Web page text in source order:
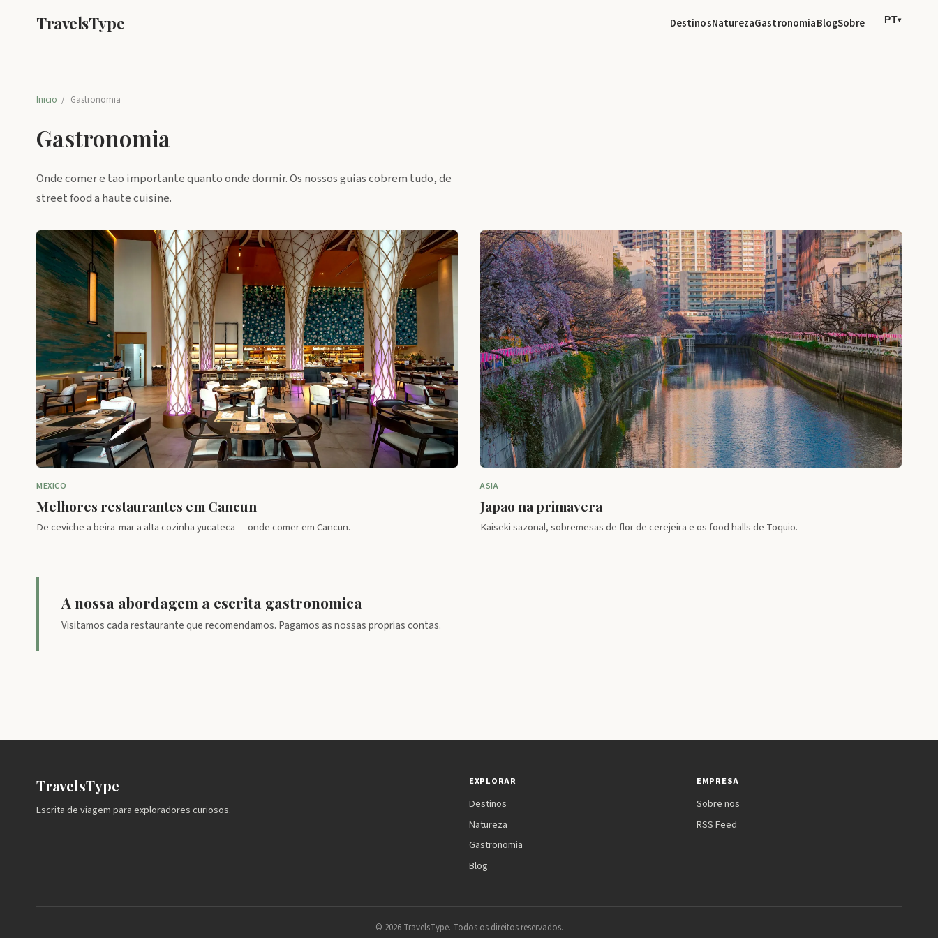
TravelsType DestinosNaturezaGastronomiaBlogSobre PT▾
Inicio / Gastronomia
Gastronomia
Onde comer e tao importante quanto onde dormir. Os nossos guias cobrem tudo, de
street food a haute cuisine.
MEXICO
Melhores restaurantes em Cancun
De ceviche a beira-mar a alta cozinha yucateca — onde comer em Cancun.
ASIA
Japao na primavera
Kaiseki sazonal, sobremesas de flor de cerejeira e os food halls de Toquio.
A nossa abordagem a escrita gastronomica
Visitamos cada restaurante que recomendamos. Pagamos as nossas proprias contas.
TravelsType
Escrita de viagem para exploradores curiosos.
EXPLORAR
Destinos
Natureza
Gastronomia
Blog
EMPRESA
Sobre nos
RSS Feed
© 2026 TravelsType. Todos os direitos reservados.